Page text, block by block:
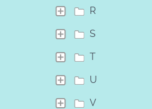
R
S
T
U
V